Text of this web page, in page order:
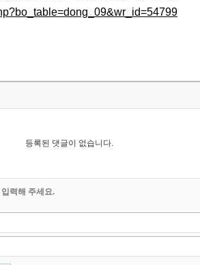
등록된 댓글이 없습니다.
력해 주세요.